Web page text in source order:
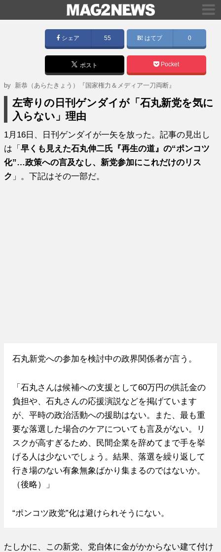
シェア 55 はてブ 0
ポスト Pocket
by 新恭（あらたきょう）『国家権力＆メディア一刀両断』
左寄りの日刊ゲンダイが「石丸新党を気に
入らない」理由
1月16日、日刊ゲンダイが一矢を放った。記事の見出し
は「早くも見えた石丸伸二氏『再生の道』の“ポンコツ
化”…政策への言及なし、新党参加にこれだけのリス
ク 」。下記はその一部だ。
石丸新党への参加を検討中の政界関係者が言う。
「石丸さんは候補への支援として60万円の供託金の
負担や、石丸さんの応援演説などを掲げています
が、平時の政治活動への援助はない。また、最も重
要な落選した場合のケアについても言及がない。リ
スクが高すぎるため、民間企業を辞めてまで手を挙
げる人は少ないでしょう。結果、落選を繰り返して
行き場のない有象無象ばかり集まるのではないか。
（後略）」
“ポンコツ政党”化は避けられそうにない。
たしかに、この新党、党自体に金がかからない建て付け